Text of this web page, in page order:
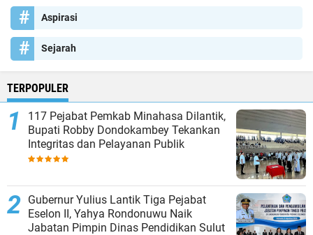
Aspirasi
Sejarah
TERPOPULER
117 Pejabat Pemkab Minahasa Dilantik,
Bupati Robby Dondokambey Tekankan
Integritas dan Pelayanan Publik
Gubernur Yulius Lantik Tiga Pejabat
Eselon II, Yahya Rondonuwu Naik
Jabatan Pimpin Dinas Pendidikan Sulut